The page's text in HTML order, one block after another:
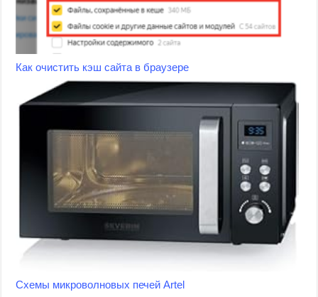
Как очистить кэш сайта в браузере
Схемы микроволновых печей Artel